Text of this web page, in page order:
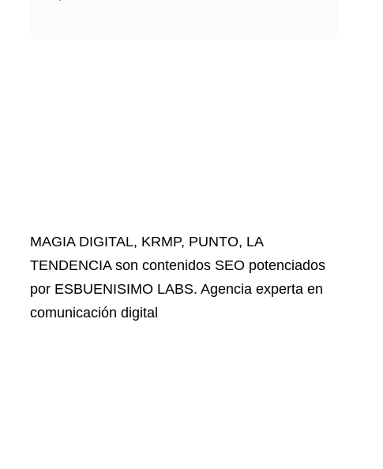
MAGIA DIGITAL, KRMP, PUNTO, LA
TENDENCIAson contenidos SEO potenciados
por ESBUENISIMO LABS. Agencia experta en
comunicación digital